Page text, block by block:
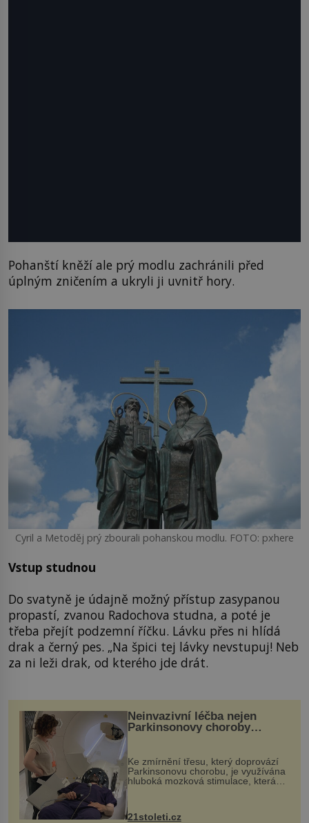
Pohanští kněží ale prý modlu zachránili před
úplným zničením a ukryli ji uvnitř hory.
Cyril a Metoděj prý zbourali pohanskou modlu. FOTO: pxhere
Vstup studnou
Do svatyně je údajně možný přístup zasypanou
propastí, zvanou Radochova studna, a poté je
třeba přejít podzemní říčku. Lávku přes ni hlídá
drak a černý pes. „Na špici tej lávky nevstupuj! Neb
za ni leži drak, od kterého jde drát.
Neinvazivní léčba nejen
Parkinsonovy choroby
Ke zmírnění třesu, který doprovází
Parkinsonovu chorobu, je využívána
hluboká mozková stimulace, která
však vyžaduje vysoce invazivní
k dostatečně přesnému zacílení ...
21stoleti.cz